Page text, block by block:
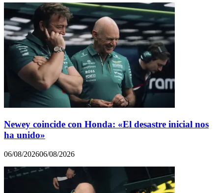
Newey coincide con Honda: «El desastre inicial nos
ha unido»
06/08/202606/08/2026